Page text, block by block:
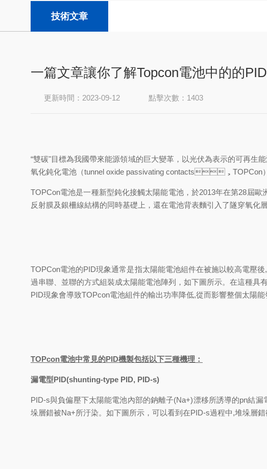
技術文章
一篇文章讓你了解Topcon電池中的的
更新時間：2023-09-12 點擊次數：1403
“雙碳"目標為我國帶來能源領域的巨大變革，以光伏為表示的可再生能
氧化鈍化電池（tunnel oxide passivating contacts，TOPCon）成
TOPCon電池是一種新型鈍化接觸太陽能電池，於2013年在第28屆
反射膜及銀柵線結構的同時基礎上，還在電池背表麵引入了隧穿氧化層
TOPCon電池的PID現象通常是指太陽能電池組件在被施以較高電壓後,
過串聯、並聯的方式組裝成太陽能電池陣列，如下圖所示。在這
PID現象會導致TOPcon電池組件的輸出功率降低,從而影響整個太陽能發
TOPcon電池中常見的PID機製包括以下三種機理：
漏電型PID(shunting-type PID, PID-s)
PID-s與負偏壓下太陽能電池內部的鈉離子(Na+)漂移所誘導的pn結漏電
垛層錯被Na+所汙染。如下圖所示，可以看到在PID-s過程中,堆垛層